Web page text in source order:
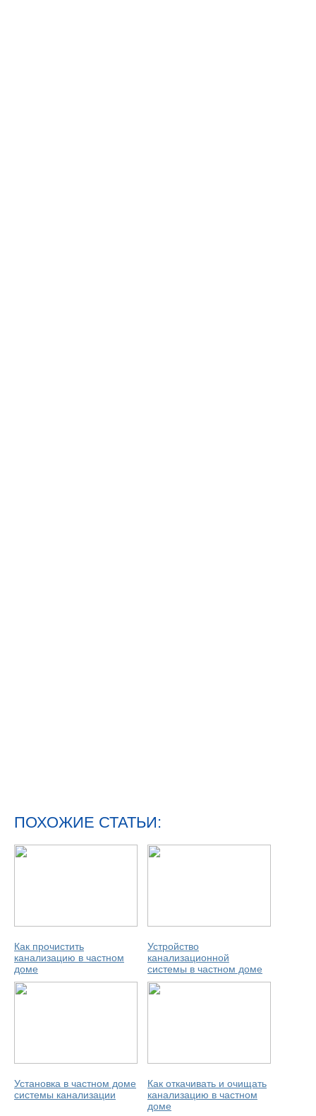
ПОХОЖИЕ СТАТЬИ:
Как прочистить
канализацию в частном
доме
Устройство
канализационной
системы в частном доме
Установка в частном доме
системы канализации
Как откачивать и очищать
канализацию в частном
доме